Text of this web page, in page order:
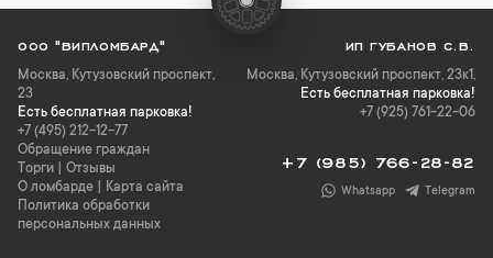
ООО "ВИПЛОМБАРД"
Москва, Кутузовский проспект,
23
Есть бесплатная парковка!
+7 (495) 212-12-77
Обращение граждан
Торги
Отзывы
О ломбарде
Карта сайта
Политика обработки
персональных данных
ИП ГУБАНОВ С.В.
Москва, Кутузовский проспект, 23к1,
Есть бесплатная парковка!
+7 (925) 761-22-06
+7 (985) 766-28-82
Whatsapp Telegram